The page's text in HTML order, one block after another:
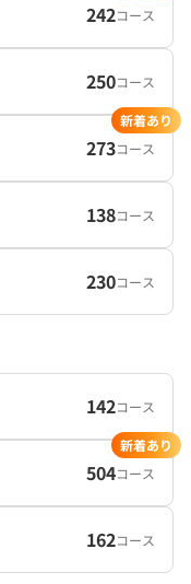
242コース
250コース
273コース
新着あり
138コース
230コース
142コース
504コース
新着あり
162コース